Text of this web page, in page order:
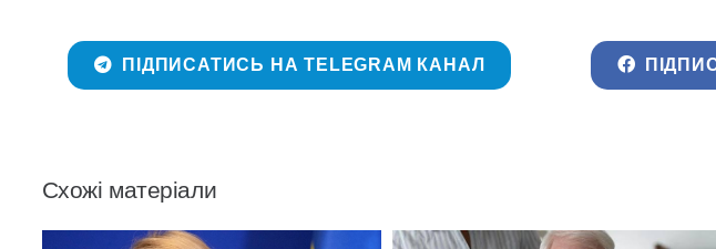
ПІДПИСАТИСЬ НА TELEGRAM КАНАЛ
Схожі матеріали